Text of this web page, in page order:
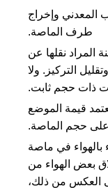
وإخراج
طرف الماصة.
نقلها عن
التركيز. ولا
ذات حجم ثابت.
قيمة الموضع
حجم الماصة.
بالهواء في ماصة
بعض الهواء من
العكس من ذلك،